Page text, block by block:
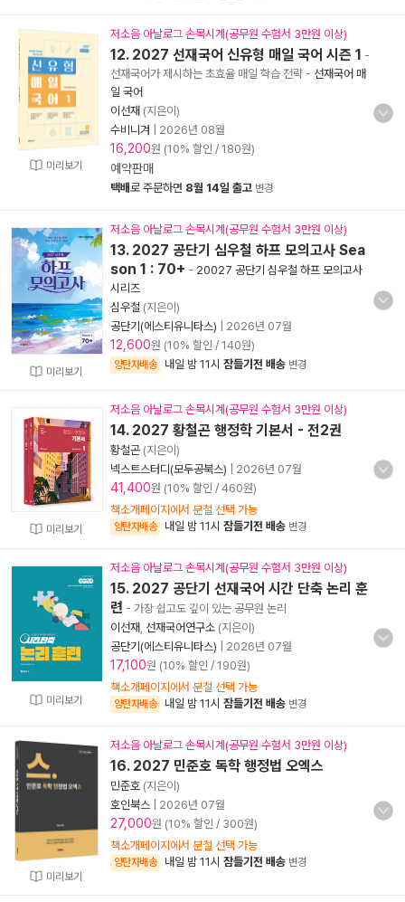
미리보기
저소음 아날로그 손목시계(공무원 수험서 3만원 이상)
12. 2027 선재국어 신유형 매일 국어 시즌 1 -
선재국어가 제시하는 초효율 매일 학습 전략 - 선재국어 매
일 국어
이선재 (지은이)
수비니겨
2026년 08월
16,200원 (10% 할인 / 180원)
예약판매
택배로 주문하면 8월 14일 출고 변경
미리보기
저소음 아날로그 손목시계(공무원 수험서 3만원 이상)
13. 2027 공단기 심우철 하프 모의고사 Sea
son 1 : 70+ - 20027 공단기 심우철 하프 모의고사
시리즈
심우철 (지은이)
공단기(에스티유니타스)
2026년 07월
12,600원 (10% 할인 / 140원)
양탄자배송 내일 밤 11시 잠들기전 배송 변경
미리보기
저소음 아날로그 손목시계(공무원 수험서 3만원 이상)
14. 2027 황철곤 행정학 기본서 - 전2권
황철곤 (지은이)
넥스트스터디(모두공북스)
2026년 07월
41,400원 (10% 할인 / 460원)
책소개페이지에서 분철 선택 가능
양탄자배송 내일 밤 11시 잠들기전 배송 변경
미리보기
저소음 아날로그 손목시계(공무원 수험서 3만원 이상)
15. 2027 공단기 선재국어 시간 단축 논리 훈
련 - 가장 쉽고도 깊이 있는 공무원 논리
이선재 선재국어연구소 (지은이)
공단기(에스티유니타스)
2026년 07월
17,100원 (10% 할인 / 190원)
책소개페이지에서 분철 선택 가능
양탄자배송 내일 밤 11시 잠들기전 배송 변경
미리보기
저소음 아날로그 손목시계(공무원 수험서 3만원 이상)
16. 2027 민준호 독학 행정법 오엑스
민준호 (지은이)
호인북스
2026년 07월
27,000원 (10% 할인 / 300원)
책소개페이지에서 분철 선택 가능
양탄자배송 내일 밤 11시 잠들기전 배송 변경